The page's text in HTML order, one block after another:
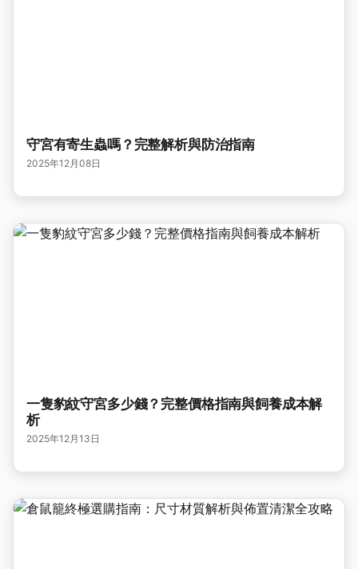
守宮有寄生蟲嗎？完整解析與防治指南
2025年12月08日
一隻豹紋守宮多少錢？完整價格指南與飼養成本解
析
2025年12月13日